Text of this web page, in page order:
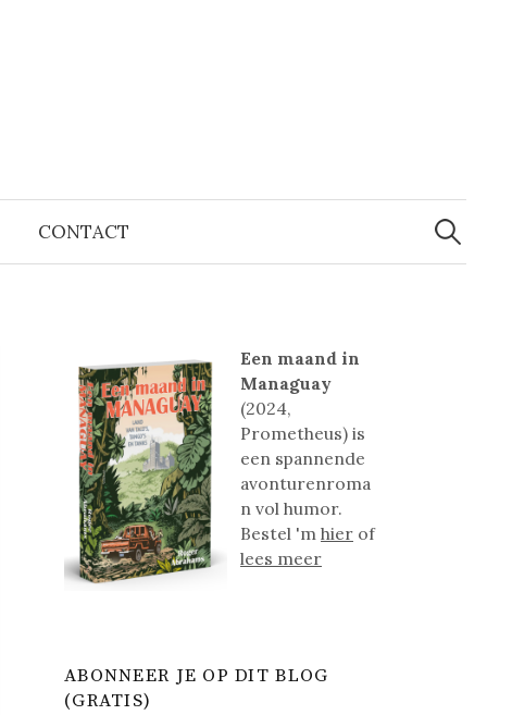
CONTACT
Zoeken
naar:
Een maand in
Managuay
(2024,
Prometheus) is
een spannende
avonturenroma
n vol humor.
Bestel 'mhier of
lees meer
ABONNEER JE OP DIT BLOG
(GRATIS)